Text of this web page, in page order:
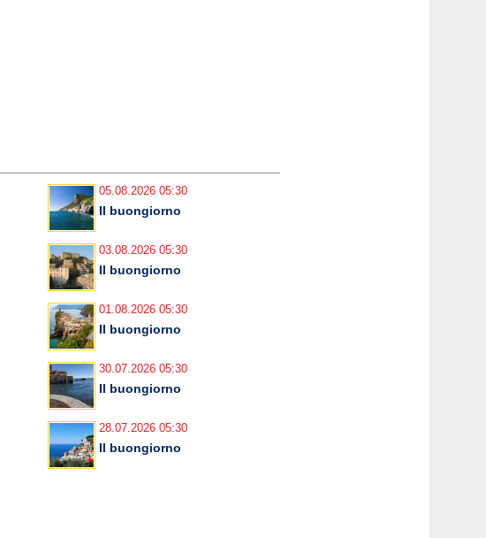
05.08.2026 05:30
Il buongiorno
03.08.2026 05:30
Il buongiorno
01.08.2026 05:30
Il buongiorno
30.07.2026 05:30
Il buongiorno
28.07.2026 05:30
Il buongiorno